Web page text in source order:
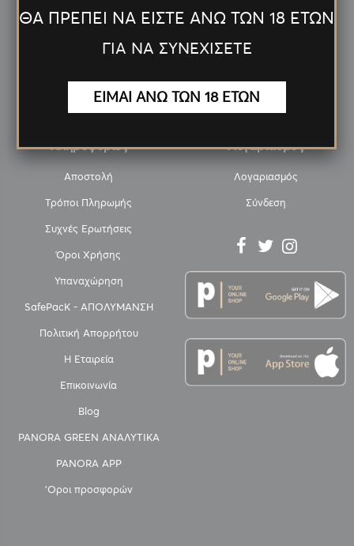
Καπνοί
Διάφορα είδη
Προσφορές
Πληροφορίες
Αποστολή
Τρόποι Πληρωμής
Συχνές Ερωτήσεις
Όροι Χρήσης
Υπαναχώρηση
SafePacK - ΑΠΟΛΥΜΑΝΣΗ
Πολιτική Απορρήτου
Η Εταιρεία
Επικοινωνία
Blog
PANORA GREEN ΑΝΑΛΥΤΙΚΑ
PANORA APP
'Οροι προσφορών
Λογαριασμός
Λογαριασμός
Σύνδεση
ΘΑ ΠΡΕΠΕΙ ΝΑ ΕΙΣΤΕ ΑΝΩ ΤΩΝ 18 ΕΤΩΝ
ΓΙΑ ΝΑ ΣΥΝΕΧΙΣΕΤΕ
ΕΙΜΑΙ ΑΝΩ ΤΩΝ 18 ΕΤΩΝ